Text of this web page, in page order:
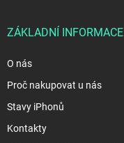
ZÁKLADNÍ INFORMACE
O nás
Proč nakupovat u nás
Stavy iPhonů
Kontakty